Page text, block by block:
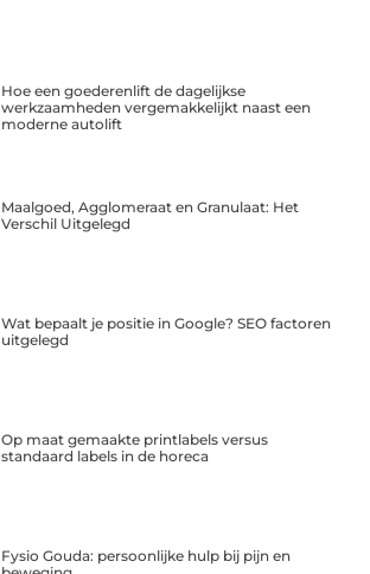
Hoe een goederenlift de dagelijkse
werkzaamheden vergemakkelijkt naast een
moderne autolift
Maalgoed, Agglomeraat en Granulaat: Het
Verschil Uitgelegd
Wat bepaalt je positie in Google? SEO factoren
uitgelegd
Op maat gemaakte printlabels versus
standaard labels in de horeca
Fysio Gouda: persoonlijke hulp bij pijn en